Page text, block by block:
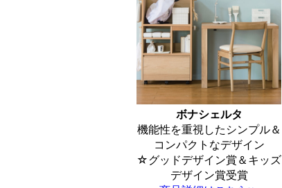
ボナシェルタ
機能性を重視したシンプル＆
コンパクトなデザイン
☆グッドデザイン賞＆キッズ
デザイン賞受賞